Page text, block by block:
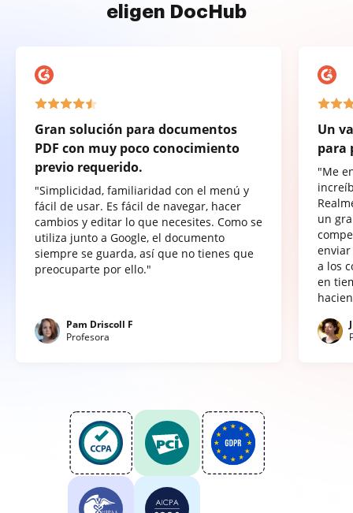
eligen DocHub
Gran solución para documentos
PDF con muy poco conocimiento
previo requerido.
"Simplicidad, familiaridad con el menú y
fácil de usar. Es fácil de navegar, hacer
cambios y editar lo que necesites. Como se
utiliza junto a Google, el documento
siempre se guarda, así que no tienes que
preocuparte por ello."
Pam Driscoll F
Profesora
Un
para
"Me
un
a los
en